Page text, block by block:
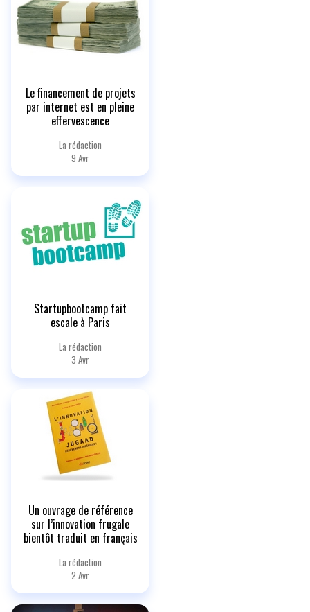
Le financement de projets
par internet est en pleine
effervescence
La rédaction
9 Avr
Startupbootcamp fait
escale à Paris
La rédaction
3 Avr
Un ouvrage de référence
sur l’innovation frugale
bientôt traduit en français
La rédaction
2 Avr